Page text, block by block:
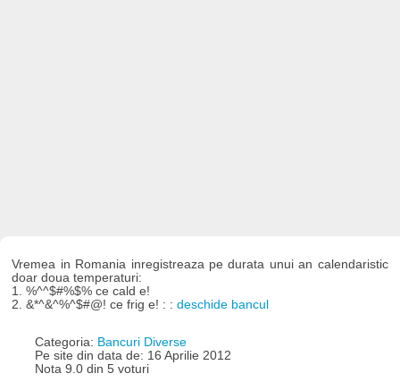
Vremea in Romania inregistreaza pe durata unui an calendaristic
doar doua temperaturi:
1. %^^$#%$% ce cald e!
2. &*^&^%^$#@! ce frig e! : :deschide bancul
Categoria: Bancuri Diverse
Pe site din data de: 16 Aprilie 2012
Nota 9.0 din 5 voturi